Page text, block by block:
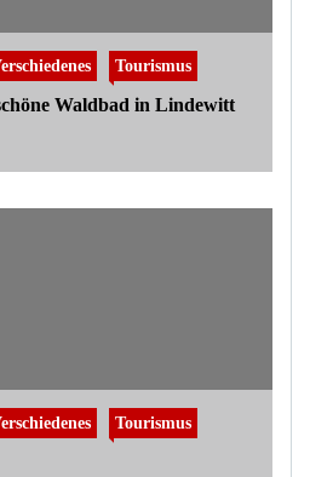
Tourismus
Waldbad in Lindewitt
Tourismus